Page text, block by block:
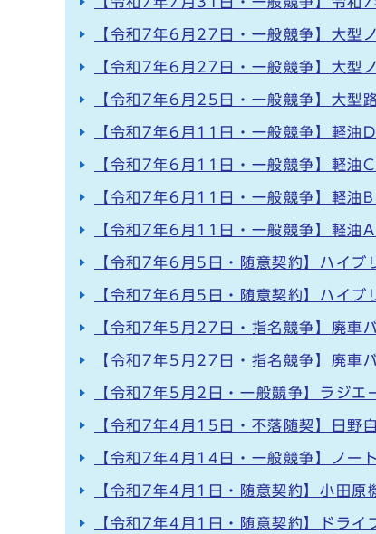
【令和7年6月27日・一般競争】大型
【令和7年6月27日・一般競争】大
【令和7年6月25日・一般競争】大型
【令和7年6月11日・一般競争】軽油
【令和7年6月11日・一般競争】軽油
【令和7年6月11日・一般競争】軽油
【令和7年6月11日・一般競争】軽油
【令和7年6月5日・随意契約】ハイ
【令和7年6月5日・随意契約】ハイ
【令和7年5月27日・指名競争】廃車
【令和7年5月27日・指名競争】廃車
【令和7年5月2日・一般競争】ラジエ
【令和7年4月15日・不落随契】日野
【令和7年4月14日・一般競争】ノー
【令和7年4月1日・随意契約】小田原
【令和7年4月1日・随意契約】ドライ